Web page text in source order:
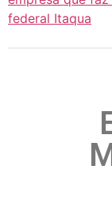
federal Itaqua